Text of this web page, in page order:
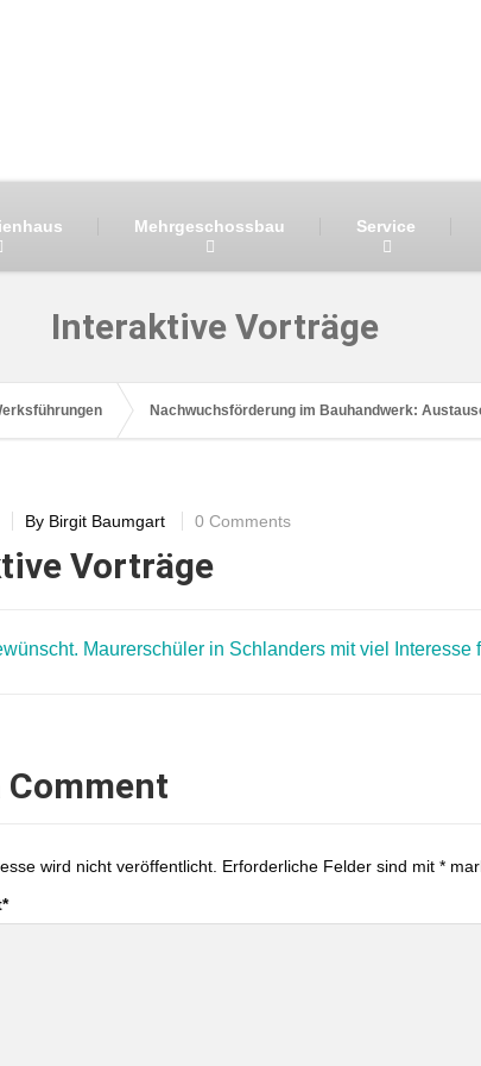
Mehrgeschossbau Service
Interaktive Vorträge
Nachwuchsförderung im Bauhandwerk:
By Birgit Baumgart 0 Comments
Vorträge
Comment
wird nicht veröffentlicht. Erforderliche Felder sind mit *
*